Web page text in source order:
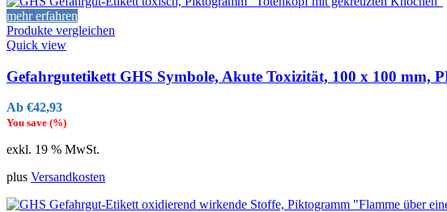
mehr erfahren
Produkte vergleichen
Quick view
Gefahrgutetikett GHS Symbole, Akute Toxizität, 100 x 100 mm,
€42,93
You save (%)
exkl. 19 % MwSt.
plus Versandkosten